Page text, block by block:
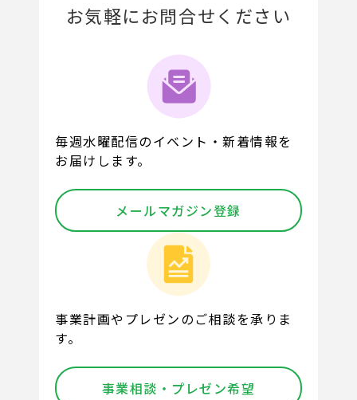
お気軽にお問合せください
毎週水曜配信のイベント・新着情報を
お届けします。
メールマガジン登録
事業計画やプレゼンのご相談を承りま
す。
事業相談・プレゼン希望